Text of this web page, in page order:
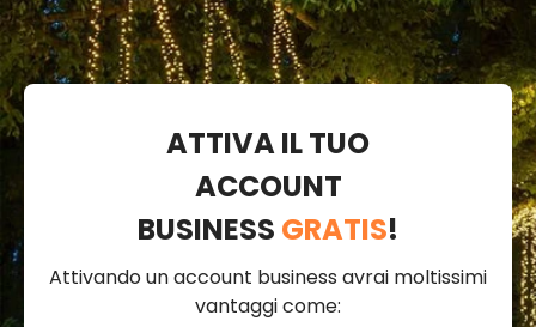
ATTIVA IL TUO
ACCOUNT
BUSINESS GRATIS!
Attivando un account business avrai moltissimi
vantaggi come: